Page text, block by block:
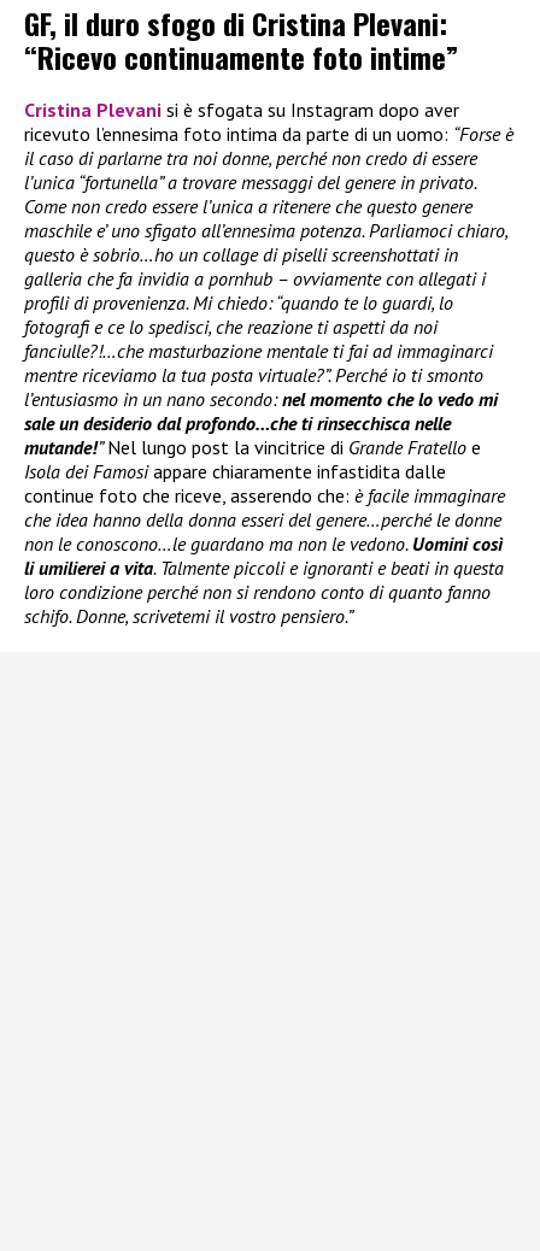
GF, il duro sfogo di Cristina Plevani:
“Ricevo continuamente foto intime”
Cristina Plevani si è sfogata su Instagram dopo aver
ricevuto l’ennesima foto intima da parte di un uomo: “Forse è
il caso di parlarne tra noi donne, perché non credo di essere
l’unica “fortunella” a trovare messaggi del genere in privato.
Come non credo essere l’unica a ritenere che questo genere
maschile e’ uno sfigato all’ennesima potenza. Parliamoci chiaro,
questo è sobrio…ho un collage di piselli screenshottati in
galleria che fa invidia a pornhub – ovviamente con allegati i
profili di provenienza. Mi chiedo: “quando te lo guardi, lo
fotografi e ce lo spedisci, che reazione ti aspetti da noi
fanciulle?!…che masturbazione mentale ti fai ad immaginarci
mentre riceviamo la tua posta virtuale?”. Perché io ti smonto
l’entusiasmo in un nano secondo:nel momento che lo vedo mi
sale un desiderio dal profondo…che ti rinsecchisca nelle
mutande!”Nel lungo post la vincitrice di Grande Fratello e
Isola dei Famosiappare chiaramente infastidita dalle
continue foto che riceve, asserendo che: è facile immaginare
che idea hanno della donna esseri del genere…perché le donne
non le conoscono…le guardano ma non le vedono. Uomini così
li umilierei a vita. Talmente piccoli e ignoranti e beati in questa
loro condizione perché non si rendono conto di quanto fanno
schifo. Donne, scrivetemi il vostro pensiero.”